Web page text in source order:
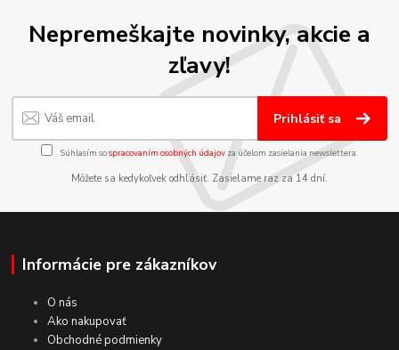
Nepremeškajte novinky, akcie a
zľavy!
Prihlásiť sa
Súhlasím sospracovaním osobných údajov za účelom zasielania newslettera.
Môžete sa kedykoľvek odhlásiť. Zasielame raz za 14 dní.
Informácie pre zákazníkov
O nás
Ako nakupovať
Obchodné podmienky